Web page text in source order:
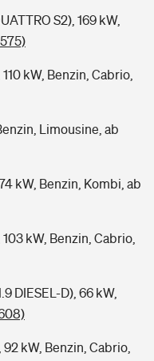
S2), 169 kW,
kW, Benzin, Cabrio,
Limousine, ab
kW, Benzin, Kombi, ab
kW, Benzin, Cabrio,
DIESEL-D), 66 kW,
kW, Benzin, Cabrio,